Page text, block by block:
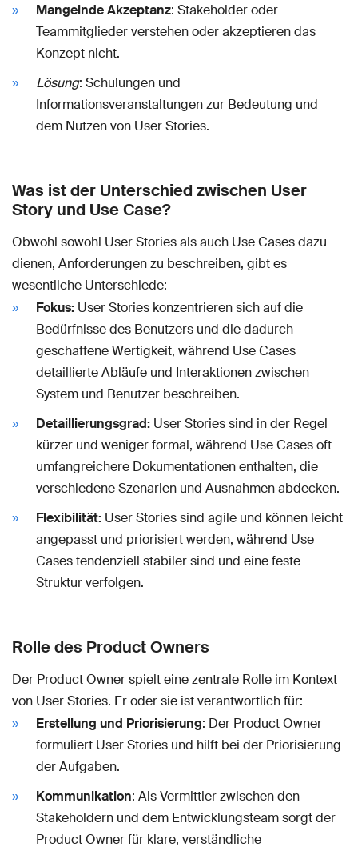
Mangelnde Akzeptanz: Stakeholder oder
Teammitglieder verstehen oder akzeptieren das
Konzept nicht.
Lösung: Schulungen und
Informationsveranstaltungen zur Bedeutung und
dem Nutzen von User Stories.
Was ist der Unterschied zwischen User
Story und Use Case?
Obwohl sowohl User Stories als auch Use Cases dazu
dienen, Anforderungen zu beschreiben, gibt es
wesentliche Unterschiede:
Fokus: User Stories konzentrieren sich auf die
Bedürfnisse des Benutzers und die dadurch
geschaffene Wertigkeit, während Use Cases
detaillierte Abläufe und Interaktionen zwischen
System und Benutzer beschreiben.
Detaillierungsgrad: User Stories sind in der Regel
kürzer und weniger formal, während Use Cases oft
umfangreichere Dokumentationen enthalten, die
verschiedene Szenarien und Ausnahmen abdecken.
Flexibilität: User Stories sind agile und können leicht
angepasst und priorisiert werden, während Use
Cases tendenziell stabiler sind und eine feste
Struktur verfolgen.
Rolle des Product Owners
Der Product Owner spielt eine zentrale Rolle im Kontext
von User Stories. Er oder sie ist verantwortlich für:
Erstellung und Priorisierung: Der Product Owner
formuliert User Stories und hilft bei der Priorisierung
der Aufgaben.
Kommunikation: Als Vermittler zwischen den
Stakeholdern und dem Entwicklungsteam sorgt der
Product Owner für klare, verständliche